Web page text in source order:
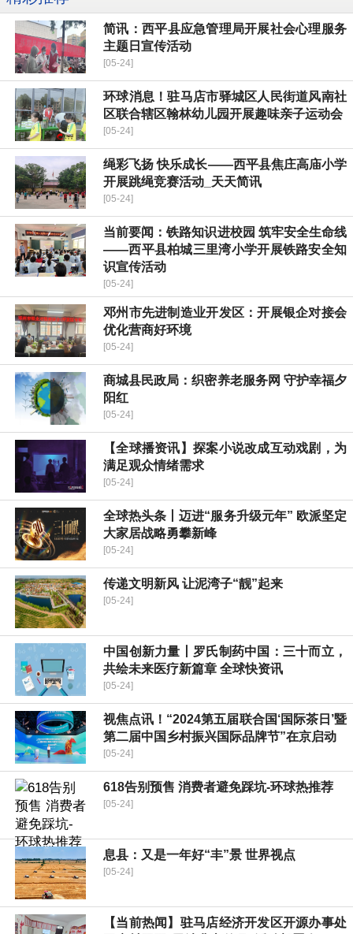
简讯：​西平县应急管理局开展社会心理服务
主题日宣传活动
[05-24]
环球消息！驻马店市驿城区人民街道风南社
区联合辖区翰林幼儿园开展趣味亲子运动会
[05-24]
绳彩飞扬 快乐成长——西平县焦庄高庙小学
开展跳绳竞赛活动_天天简讯
[05-24]
当前要闻：​铁路知识进校园 筑牢安全生命线
——西平县柏城三里湾小学开展铁路安全知
识宣传活动
[05-24]
邓州市先进制造业开发区：开展银企对接会
优化营商好环境
[05-24]
​商城县民政局：织密养老服务网 守护幸福夕
阳红
[05-24]
【全球播资讯】探案小说改成互动戏剧，为
满足观众情绪需求
[05-24]
全球热头条丨迈进“服务升级元年” 欧派坚定
大家居战略勇攀新峰
[05-24]
传递文明新风 让泥湾子“靓”起来
[05-24]
中国创新力量丨罗氏制药中国：三十而立，
共绘未来医疗新篇章 全球快资讯
[05-24]
视焦点讯！“2024第五届联合国‘国际茶日’暨
第二届中国乡村振兴国际品牌节”在京启动
[05-24]
618告别预售 消费者避免踩坑-环球热推荐
[05-24]
息县：又是一年好“丰”景 世界视点
[05-24]
【当前热闻】驻马店经济开发区开源办事处